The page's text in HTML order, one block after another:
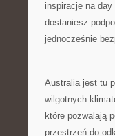
inspiracje na
dostaniesz
jednocześnie
Australia jest tu
wilgotnych
które pozwalają
przestrzeń do